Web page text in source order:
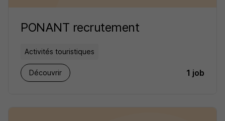
PONANT recrutement
Activités touristiques
Découvrir 1 job